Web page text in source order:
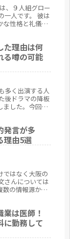
、９人組グロー
一人です。 彼は
な性格と礼儀正
た理由は何
る噂の可能
多く出演する人
後ドラマの降板
ました。今回
発言が多
理由5選
ではなく大阪の
さんについては
数の情報源から
は医師！
に勤務して